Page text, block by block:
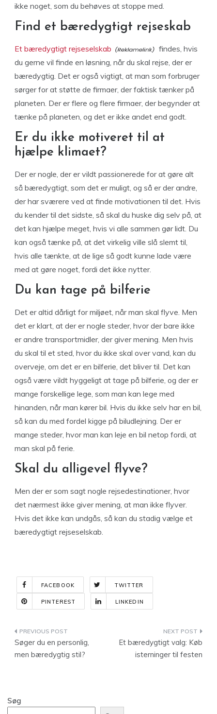
ikke noget, som du behøves at stoppe med.
Find et bæredygtigt rejseskab
Et bæredygtigt rejseselskab
findes, hvis
du gerne vil finde en løsning, når du skal rejse, der er
bæredygtig. Det er også vigtigt, at man som forbruger
sørger for at støtte de firmaer, der faktisk tænker på
planeten. Der er flere og flere firmaer, der begynder at
tænke på planeten, og det er ikke andet end godt.
Er du ikke motiveret til at
hjælpe klimaet?
Der er nogle, der er vildt passionerede for at gøre alt
så bæredygtigt, som det er muligt, og så er der andre,
der har sværere ved at finde motivationen til det. Hvis
du kender til det sidste, så skal du huske dig selv på, at
det kan hjælpe meget, hvis vi alle sammen gør lidt. Du
kan også tænke på, at det virkelig ville slå slemt til,
hvis alle tænkte, at de lige så godt kunne lade være
med at gøre noget, fordi det ikke nytter.
Du kan tage på bilferie
Det er altid dårligt for miljøet, når man skal flyve. Men
det er klart, at der er nogle steder, hvor der bare ikke
er andre transportmidler, der giver mening. Men hvis
du skal til et sted, hvor du ikke skal over vand, kan du
overveje, om det er en bilferie, det bliver til. Det kan
også være vildt hyggeligt at tage på bilferie, og der er
mange forskellige lege, som man kan lege med
hinanden, når man kører bil. Hvis du ikke selv har en bil,
så kan du med fordel kigge på biludlejning. Der er
mange steder, hvor man kan leje en bil netop fordi, at
man skal på ferie.
Skal du alligevel flyve?
Men der er som sagt nogle rejsedestinationer, hvor
det nærmest ikke giver mening, at man ikke flyver.
Hvis det ikke kan undgås, så kan du stadig vælge et
bæredygtigt rejseselskab.
FACEBOOK TWITTER
PINTEREST LINKEDIN
Indlægsnavigation
Søger du en personlig,
men bæredygtig stil?
Et bæredygtigt valg: Køb
isterninger til festen
Søg